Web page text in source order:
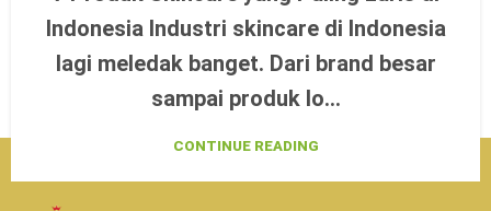
Indonesia Industri skincare di Indonesia
lagi meledak banget. Dari brand besar
sampai produk lo...
CONTINUE READING